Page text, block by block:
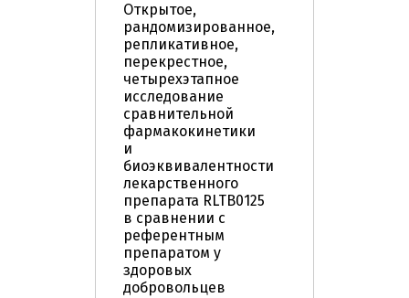
Открытое,
рандомизированное,
репликативное,
перекрестное,
четырехэтапное
исследование
сравнительной
фармакокинетики
и
биоэквивалентности
лекарственного
препарата RLTB0125
в сравнении с
референтным
препаратом у
здоровых
добровольцев